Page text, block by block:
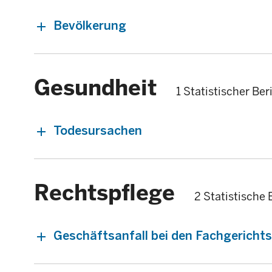
Bevölkerung
Gesundheit 1 Statistischer
Todesursachen
Rechtspflege 2 Statistische
Geschäftsanfall bei den